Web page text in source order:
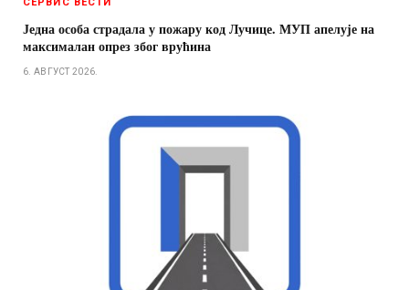
Једна особа страдала у пожару код Лучице. МУП апелује на
максималан опрез због врућина
6. АВГУСТ 2026.